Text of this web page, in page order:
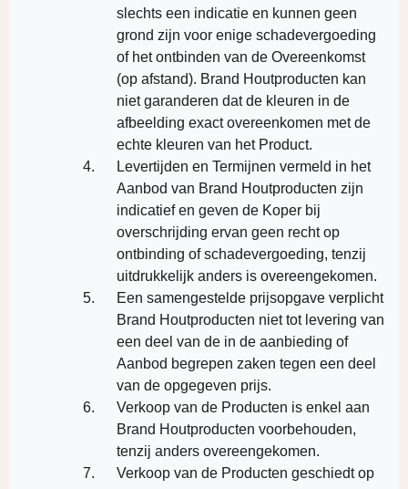
slechts een indicatie en kunnen geen
grond zijn voor enige schadevergoeding
of het ontbinden van de Overeenkomst
(op afstand). Brand Houtproducten kan
niet garanderen dat de kleuren in de
afbeelding exact overeenkomen met de
echte kleuren van het Product.
Levertijden en Termijnen vermeld in het
Aanbod van Brand Houtproducten zijn
indicatief en geven de Koper bij
overschrijding ervan geen recht op
ontbinding of schadevergoeding, tenzij
uitdrukkelijk anders is overeengekomen.
Een samengestelde prijsopgave verplicht
Brand Houtproducten niet tot levering van
een deel van de in de aanbieding of
Aanbod begrepen zaken tegen een deel
van de opgegeven prijs.
Verkoop van de Producten is enkel aan
Brand Houtproducten voorbehouden,
tenzij anders overeengekomen.
Verkoop van de Producten geschiedt op